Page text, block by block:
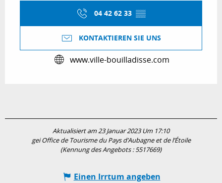
04 42 62 33 ▒▒
KONTAKTIEREN SIE UNS
www.ville-bouilladisse.com
Aktualisiert am 23 Januar 2023 Um 17:10
gei Office de Tourisme du Pays d’Aubagne et de l’Étoile
(Kennung des Angebots :5517669)
Einen Irrtum angeben